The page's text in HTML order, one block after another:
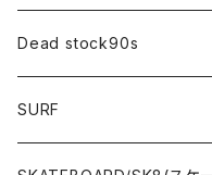
Dead stock90s
SURF